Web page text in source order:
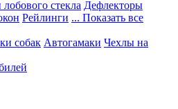
стекла Дефлекторы
Рейлинги ... Показать все
собак Автогамаки Чехлы на